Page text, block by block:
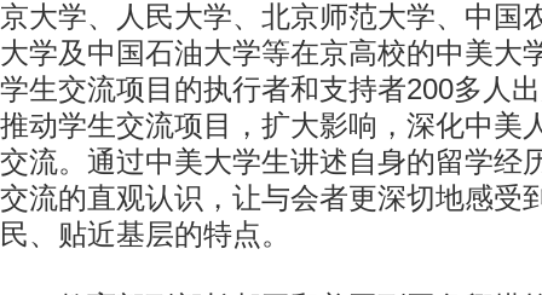
京大学、人民大学、北京师范大学、中国
大学及中国石油大学等在京高校的中美大
学生交流项目的执行者和支持者200多人
推动学生交流项目，扩大影响，深化中美
交流。通过中美大学生讲述自身的留学经
交流的直观认识，让与会者更深切地感受
民、贴近基层的特点。